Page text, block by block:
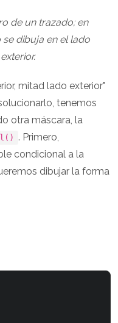
de un trazado; en
dibuja en el lado
mitad lado exterior"
tenemos
otra máscara, la
. Primero,
condicional a la
dibujar la forma